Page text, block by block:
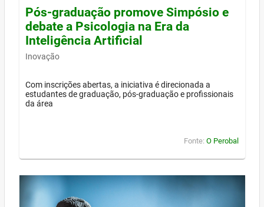
Pós-graduação promove Simpósio e
debate a Psicologia na Era da
Inteligência Artificial
Inovação
Com inscrições abertas, a iniciativa é direcionada a
estudantes de graduação, pós-graduação e profissionais
da área
Fonte: O Perobal